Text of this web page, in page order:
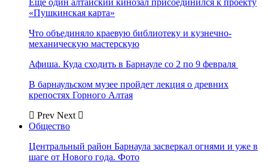
Еще один алтайский кинозал присоединился к проекту
«Пушкинская карта»
Что объединяло краевую библиотеку и кузнечно-
механическую мастерскую
Афиша. Куда сходить в Барнауле со 2 по 9 февраля
В барнаульском музее пройдет лекция о древних
крепостях Горного Алтая
Prev Next
Общество
Центральный район Барнаула засверкал огнями и уже в
шаге от Нового года. Фото